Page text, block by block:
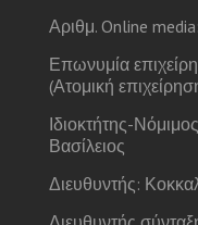
Αριθμ. Online
Επωνυμία
(Ατομική
Ιδιοκτήτης-
Βασίλειος
Διευθυντής: